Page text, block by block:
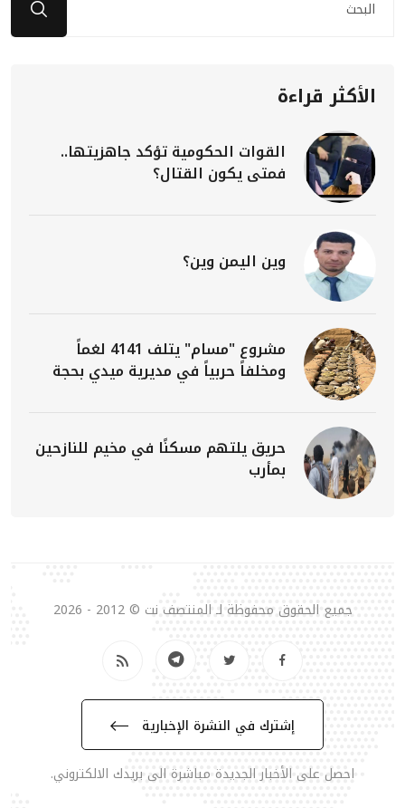
الأكثر قراءة
القوات الحكومية تؤكد جاهزيتها..
فمتى يكون القتال؟
وين اليمن وين؟
مشروع "مسام" يتلف 4141 لغماً
ومخلفاً حربياً في مديرية ميدي بحجة
حريق يلتهم مسكنًا في مخيم للنازحين
بمأرب
جميع الحقوق محفوظة لـ المنتصف نت © 2012 - 2026
إشترك في النشرة الإخبارية
احصل على الأخبار الجديدة مباشرة الى بريدك الالكتروني.